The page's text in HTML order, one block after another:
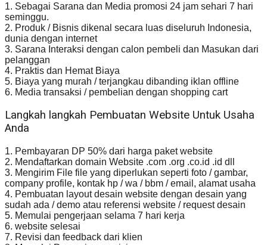
1. Sebagai Sarana dan Media promosi 24 jam sehari 7 hari
seminggu.
2. Produk / Bisnis dikenal secara luas diseluruh Indonesia,
dunia dengan internet
3. Sarana Interaksi dengan calon pembeli dan Masukan dari
pelanggan
4. Praktis dan Hemat Biaya
5. Biaya yang murah / terjangkau dibanding iklan offline
6. Media transaksi / pembelian dengan shopping cart
Langkah langkah Pembuatan Website Untuk Usaha
Anda
1. Pembayaran DP 50% dari harga paket website
2. Mendaftarkan domain Website .com .org .co.id .id dll
3. Mengirim File file yang diperlukan seperti foto / gambar,
company profile, kontak hp / wa / bbm / email, alamat usaha
4. Pembuatan layout desain website dengan desain yang
sudah ada / demo atau referensi website / request desain
5. Memulai pengerjaan selama 7 hari kerja
6. website selesai
7. Revisi dan feedback dari klien